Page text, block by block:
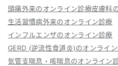
頭痛外来のオンライン診療皮膚科
生活習慣病外来のオンライン診療
インフルエンザのオンライン診療
GERD (逆流性食道炎)のオンライ
気管支喘息・咳喘息のオンライン